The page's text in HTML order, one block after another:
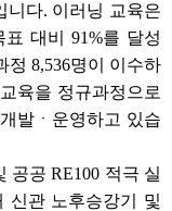
니다. 이러닝 교육은
대비 91%를 달성
정 8,536명이 이수하
육을 정규과정으로
발ㆍ운영하고 있습
공공 RE100 적극 실
신관 노후승강기 및